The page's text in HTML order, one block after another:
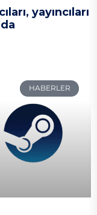
yayıncıları
HABERLER